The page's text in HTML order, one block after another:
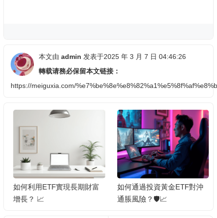
本文由 admin 发表于2025 年 3 月 7 日 04:46:26
轉载请務必保留本文链接：
https://meiguxia.com/
如何利用ETF實現長期財富
增長？ 📈
如何通過投資黃金ETF對沖
通脹風險？🛡️📈